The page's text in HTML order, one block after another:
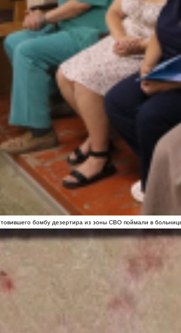
бомбу дезертира из зоны СВО поймали в